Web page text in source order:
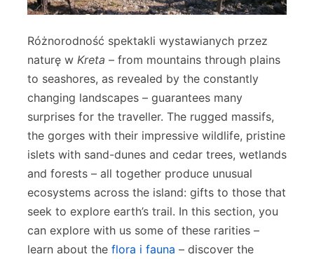
Różnorodność spektakli wystawianych przez
naturę w Kreta – from mountains through plains
to seashores, as revealed by the constantly
changing landscapes – guarantees many
surprises for the traveller. The rugged massifs,
the gorges with their impressive wildlife, pristine
islets with sand-dunes and cedar trees, wetlands
and forests – all together produce unusual
ecosystems across the island: gifts to those that
seek to explore earth’s trail. In this section, you
can explore with us some of these rarities –
learn about the flora i fauna – discover the